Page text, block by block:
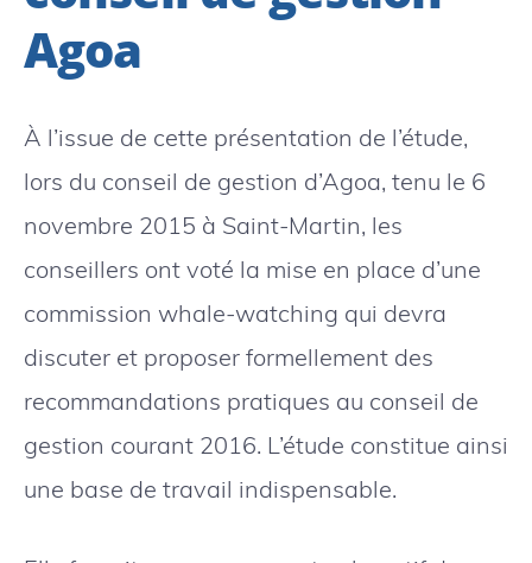
Agoa
À l’issue de cette présentation de l’étude,
lors du conseil de gestion d’Agoa, tenu le 6
novembre 2015 à Saint-Martin, les
conseillers ont voté la mise en place d’une
commission whale-watching qui devra
discuter et proposer formellement des
recommandations pratiques au conseil de
gestion courant 2016. L’étude constitue ainsi
une base de travail indispensable.